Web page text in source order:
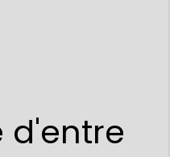
d'entre